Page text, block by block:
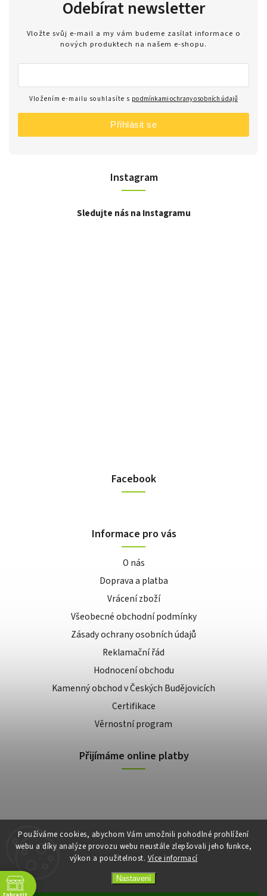
Používáme cookies, abychom Vám umožnili pohodlné prohlížení
webu a díky analýze provozu webu neustále zlepšovali jeho funkce,
výkon a použitelnost. Více informací
Nastavení
Instagram
Sledujte nás na Instagramu
Odebírat newsletter
Vložte svůj e-mail a my vám budeme zasílat informace o
nových produktech na našem e-shopu.
Vložením e-mailu souhlasíte s podmínkami ochrany osobních údajů
Přihlásit se
Facebook
Informace pro vás
O nás
Doprava a platba
Vrácení zboží
Všeobecné obchodní podmínky
Zásady ochrany osobních údajů
Reklamační řád
Hodnocení obchodu
Kamenný obchod v Českých Budějovicích
Certifikace
Věrnostní program
Přijímáme online platby
Copyright 2026E-shop Slunečnice. Všechna práva vyhrazena.
VytvořilShoptet| Design